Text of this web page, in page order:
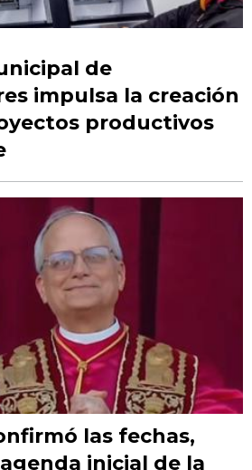
de
impulsa la creación
productivos
las fechas,
inicial de la